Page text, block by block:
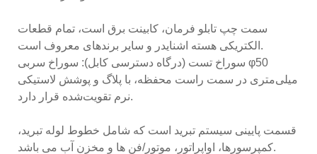
سمت چپ تابلو فرمان، کابینت برق است، تمام قطعات
الکتریکی هسته اشنایدر و سایر برندهای معروف است.
سوراخ تست (درگاه دسترسی کابل): سوراخ سربی φ50
میلی‌متری در سمت راست محفظه، با پلاگ و پوشش لاستیکی
نرم تقویت‌شده قرار دارد.
قسمت پایینی سیستم تبرید است که شامل خطوط لوله تبرید،
کمپرسورها، اواپراتور، موتور/فن ها و مخزن آب می باشد.